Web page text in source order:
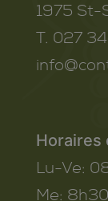
1975 St-
T. 027
Horaires
Lu-Ve:
Me: